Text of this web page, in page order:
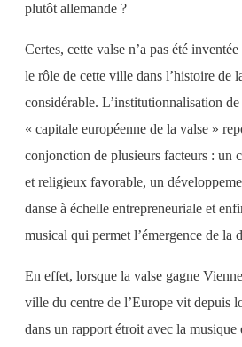
plutôt allemande ?
Certes, cette valse n’a pas été
le rôle de cette ville dans l’histoire de
considérable. L’institutionnalisation
« capitale européenne de la valse »
conjonction de plusieurs facteurs : un
et religieux favorable, un
danse à échelle entrepreneuriale et
musical qui permet l’émergence de la
En effet, lorsque la valse gagne
ville du centre de l’Europe vit depuis
dans un rapport étroit avec la musique